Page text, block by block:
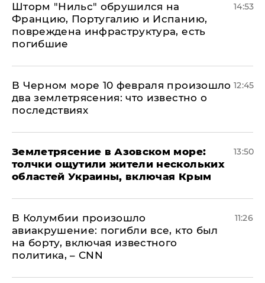
Шторм "Нильс" обрушился на
Францию, Португалию и Испанию,
повреждена инфраструктура, есть
погибшие
14:53
В Черном море 10 февраля произошло
два землетрясения: что известно о
последствиях
12:45
Землетрясение в Азовском море:
толчки ощутили жители нескольких
областей Украины, включая Крым
13:50
В Колумбии произошло
авиакрушение: погибли все, кто был
на борту, включая известного
политика, – CNN
11:26